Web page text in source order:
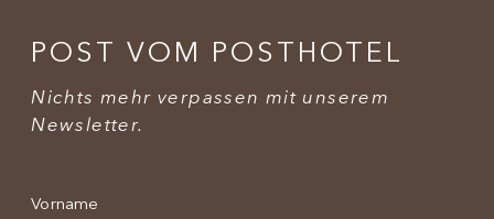
POST VOM POSTHOTEL
Nichts mehr verpassen mit unserem
Newsletter.
Name